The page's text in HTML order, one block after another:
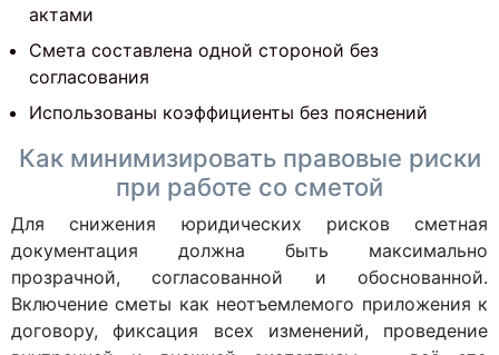
актами
Смета составлена одной стороной без
согласования
Использованы коэффициенты без пояснений
Как минимизировать правовые риски
при работе со сметой
Для снижения юридических рисков сметная
документация должна быть максимально
прозрачной, согласованной и обоснованной.
Включение сметы как неотъемлемого приложения к
договору, фиксация всех изменений, проведение